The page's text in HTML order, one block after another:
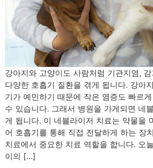
강아지와 고양이도 사람처럼 기관지염,
다양한 호흡기 질환을 겪게 됩니다. 강아
기가 예민하기 때문에 작은 염증도 빠르
수 있습니다. 그래서 병원을 가게되면 네
게 됩니다. 이 네블라이저 치료는 약물을
어 호흡기를 통해 직접 전달하게 하는 장
치료에서 중요한 치료 역할을 합니다. 오
이의 […]